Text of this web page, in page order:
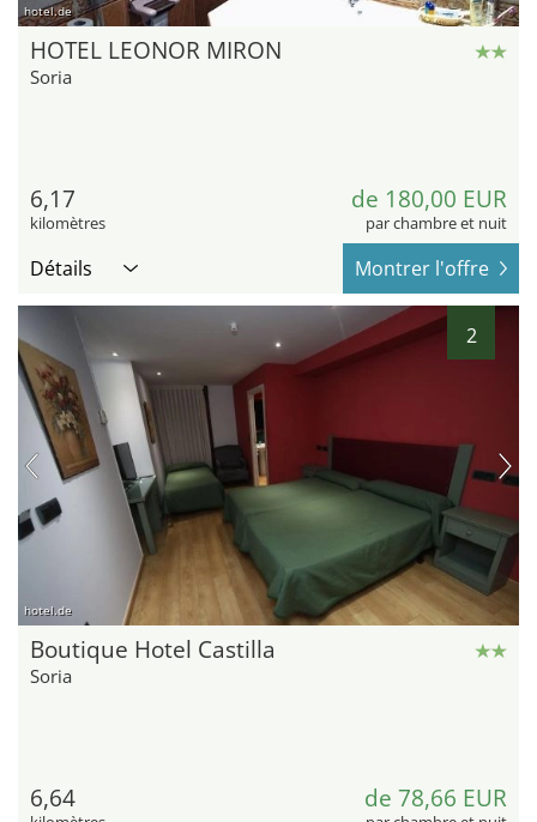
hotel.de
HOTEL LEONOR MIRON
Soria
6,17
kilomètres
de 180,00 EUR
par chambre et nuit
Détails Montrer l'offre
2
hotel.de
Boutique Hotel Castilla
Soria
6,64 de 78,66 EUR